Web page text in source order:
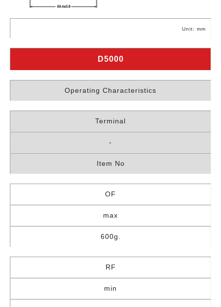
Unit: mm
D5000
Operating Characteristics
Terminal
-
Item No
OF
max
600g.
RF
min